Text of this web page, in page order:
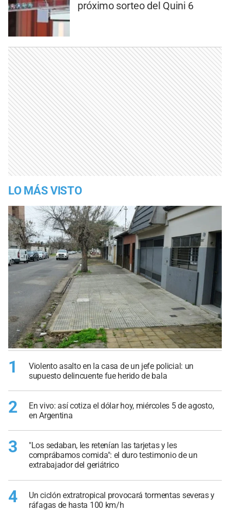
próximo sorteo del Quini 6
LO MÁS VISTO
1
Violento asalto en la casa de un jefe policial: un
supuesto delincuente fue herido de bala
2
En vivo: así cotiza el dólar hoy, miércoles 5 de agosto,
en Argentina
3
"Los sedaban, les retenían las tarjetas y les
comprábamos comida": el duro testimonio de un
extrabajador del geriátrico
4
Un ciclón extratropical provocará tormentas severas y
ráfagas de hasta 100 km/h